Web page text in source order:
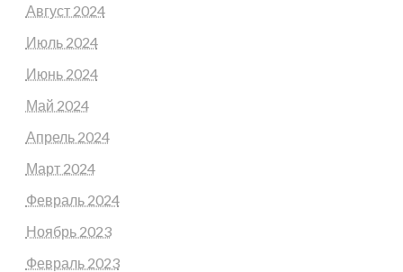
Август 2024
Июль 2024
Июнь 2024
Май 2024
Апрель 2024
Март 2024
Февраль 2024
Ноябрь 2023
Февраль 2023